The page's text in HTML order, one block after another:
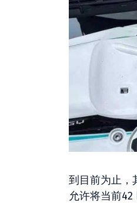
到目前为止，
允许将当前